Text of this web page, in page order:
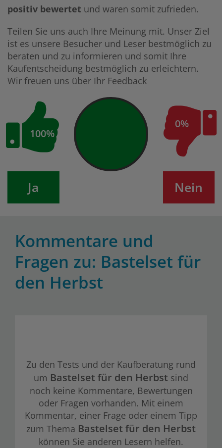
positiv bewertet und waren somit zufrieden.
Teilen Sie uns auch Ihre Meinung mit. Unser Ziel
ist es unsere Besucher und Leser bestmöglich zu
beraten und zu informieren und somit Ihre
Kaufentscheidung bestmöglich zu erleichtern.
Wir freuen uns über Ihr Feedback
100%
0%
Ja Nein
Kommentare und
Fragen zu: Bastelset für
den Herbst
Zu den Tests und der Kaufberatung rund
um Bastelset für den Herbst sind
noch keine Kommentare, Bewertungen
oder Fragen vorhanden. Mit einem
Kommentar, einer Frage oder einem Tipp
zum Thema Bastelset für den Herbst
können Sie anderen Lesern helfen.